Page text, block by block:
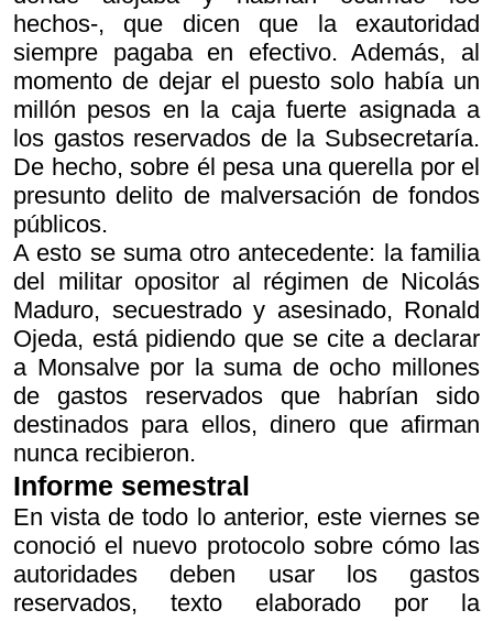
hechos-, que dicen que la exautoridad
siempre pagaba en efectivo. Además, al
momento de dejar el puesto solo había un
millón pesos en la caja fuerte asignada a
los gastos reservados de la Subsecretaría.
De hecho, sobre él pesa una querella por el
presunto delito de malversación de fondos
públicos.
A esto se suma otro antecedente: la familia
del militar opositor al régimen de Nicolás
Maduro, secuestrado y asesinado, Ronald
Ojeda, está pidiendo que se cite a declarar
a Monsalve por la suma de ocho millones
de gastos reservados que habrían sido
destinados para ellos, dinero que afirman
nunca recibieron.
Informe semestral
En vista de todo lo anterior, este viernes se
conoció el nuevo protocolo sobre cómo las
autoridades deben usar los gastos
reservados, texto elaborado por la